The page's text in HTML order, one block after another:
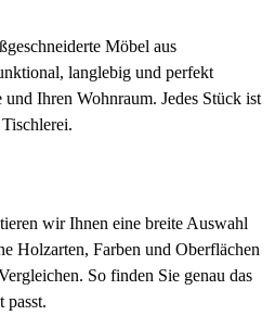
Möbel aus
langlebig und perfekt
Ihren Wohnraum. Jedes Stück ist
wir Ihnen eine breite Auswahl
Holzarten, Farben und Oberflächen
So finden Sie genau das
passt.